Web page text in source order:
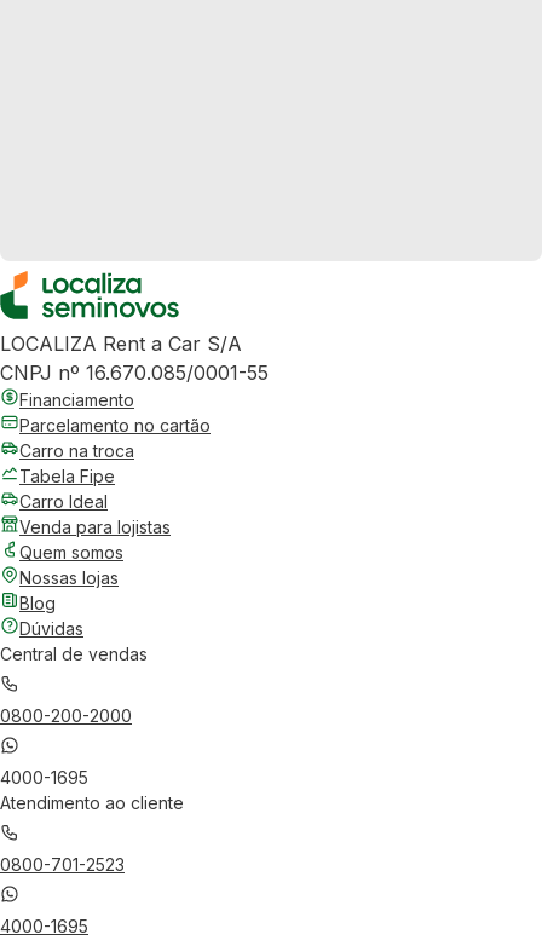
LOCALIZA Rent a Car S/A
CNPJ nº 16.670.085/0001-55
Financiamento
Parcelamento no cartão
Carro na troca
Tabela Fipe
Carro Ideal
Venda para lojistas
Quem somos
Nossas lojas
Blog
Dúvidas
Central de vendas
0800-200-2000
4000-1695
Atendimento ao cliente
0800-701-2523
4000-1695